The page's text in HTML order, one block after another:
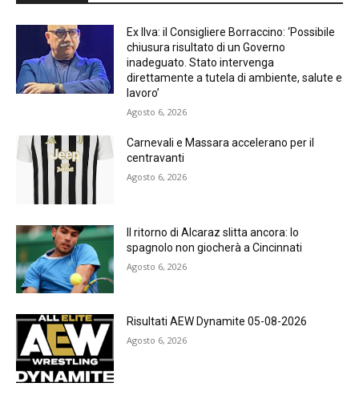
Ex Ilva: il Consigliere Borraccino: ‘Possibile
chiusura risultato di un Governo
inadeguato. Stato intervenga
direttamente a tutela di ambiente, salute e
lavoro’
Agosto 6, 2026
Carnevali e Massara accelerano per il
centravanti
Agosto 6, 2026
Il ritorno di Alcaraz slitta ancora: lo
spagnolo non giocherà a Cincinnati
Agosto 6, 2026
Risultati AEW Dynamite 05-08-2026
Agosto 6, 2026